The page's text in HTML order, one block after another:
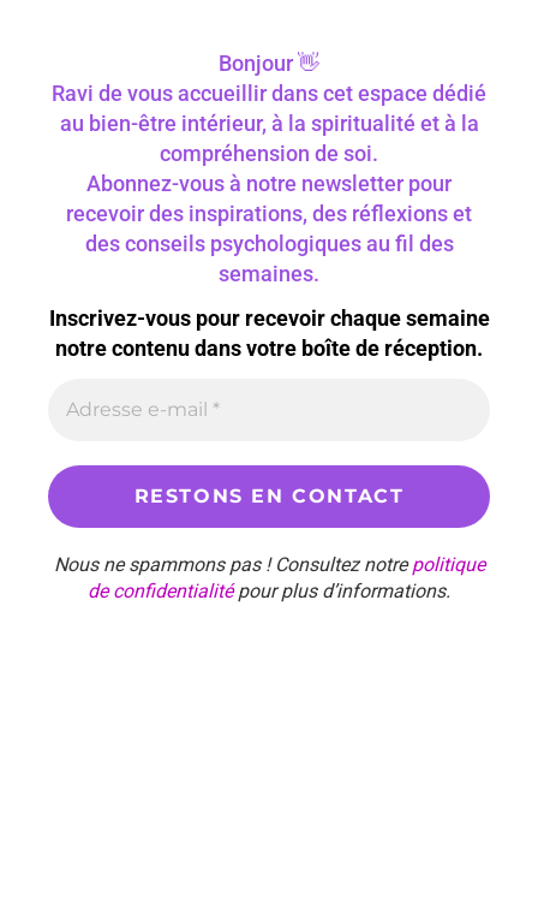
Bonjour 👋
Ravi de vous accueillir dans cet espace dédié
au bien-être intérieur, à la spiritualité et à la
compréhension de soi.
Abonnez-vous à notre newsletter pour
recevoir des inspirations, des réflexions et
des conseils psychologiques au fil des
semaines.
Inscrivez-vous pour recevoir chaque semaine
notre contenu dans votre boîte de réception.
Nous ne spammons pas ! Consultez notrepolitique
de confidentialitépour plus d’informations.